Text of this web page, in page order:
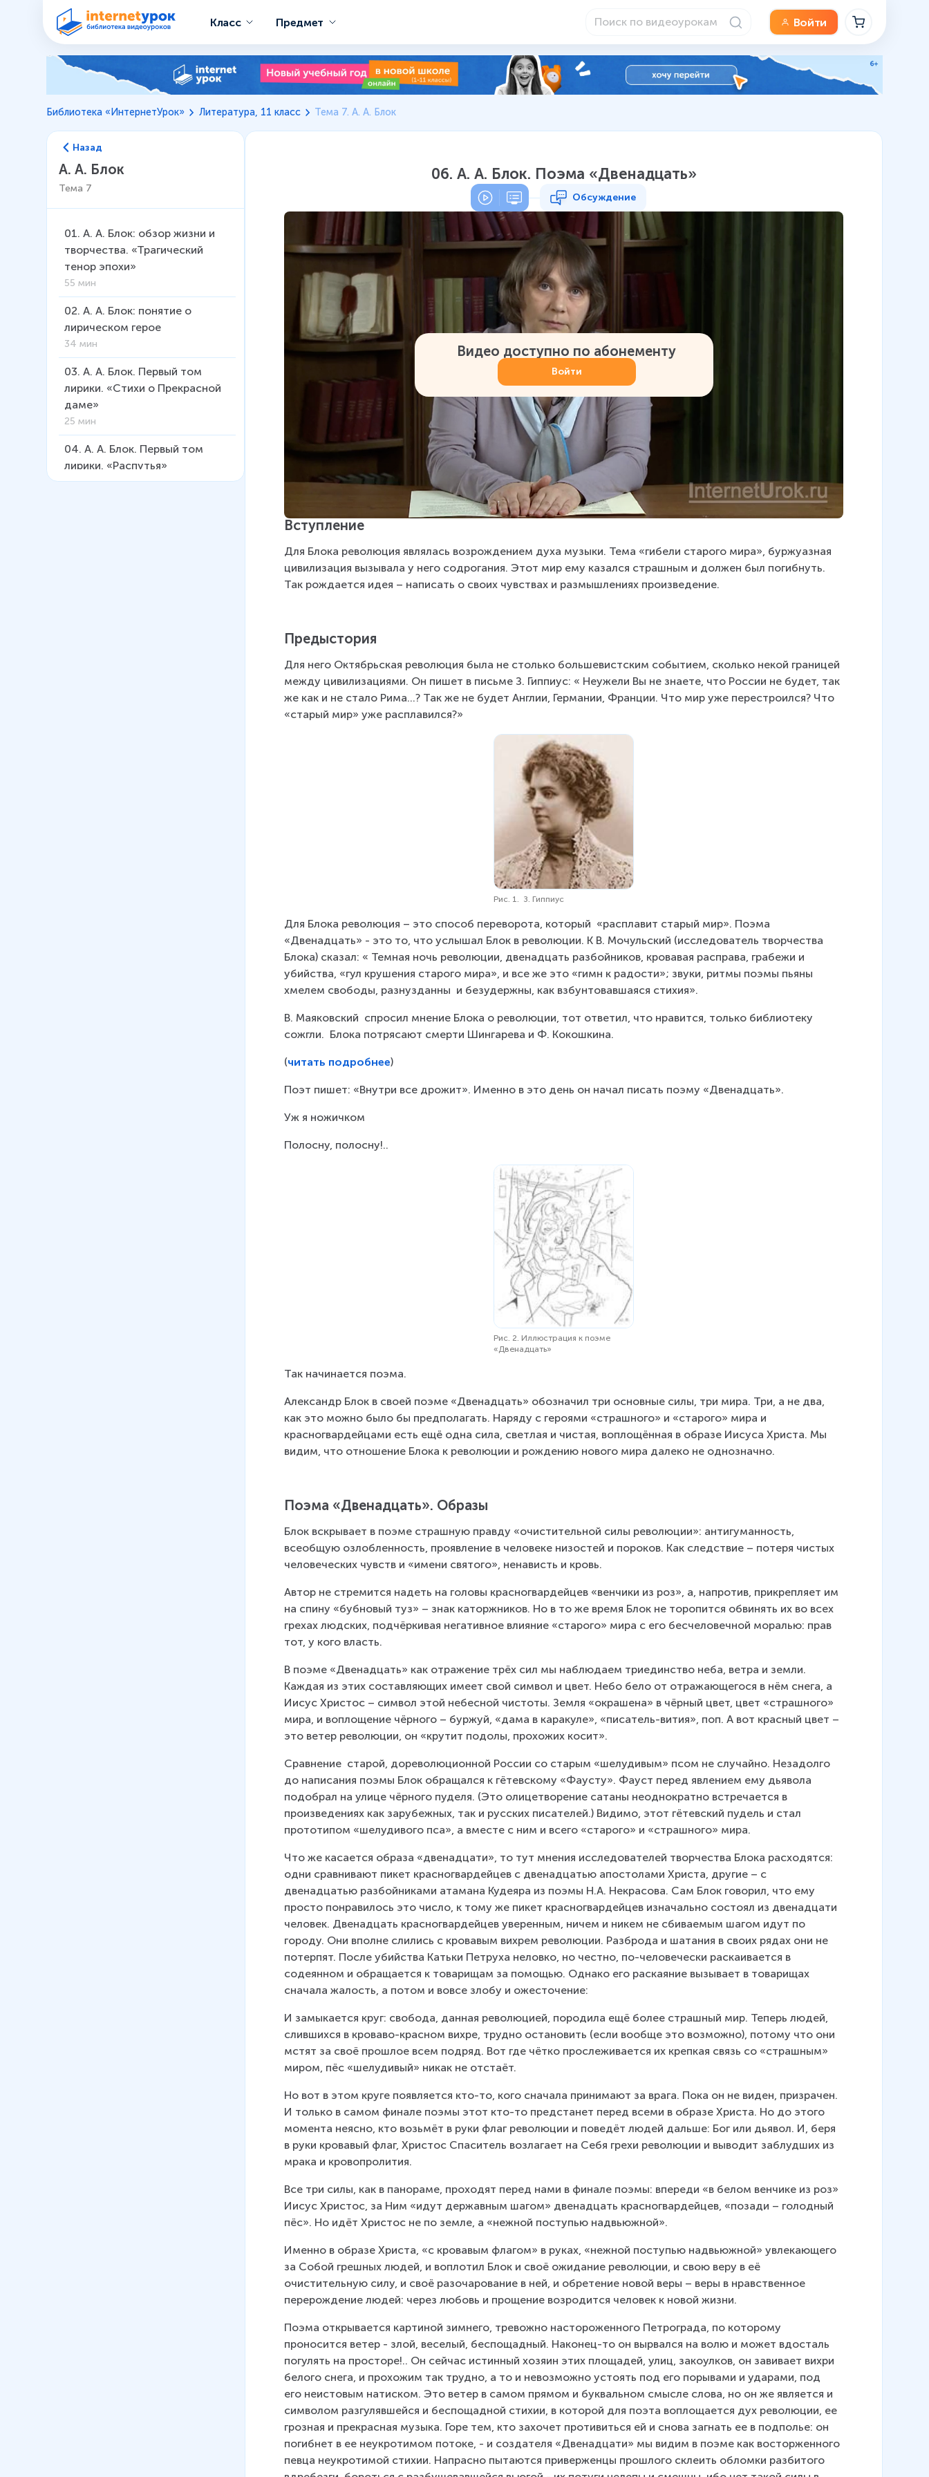
Класс Предмет Войти
Библиотека «ИнтернетУрок» Литература, 11 класс Тема 7. А. А. Блок
Назад
А. А. Блок
Тема 7
01. А. А. Блок: обзор жизни и
творчества. «Трагический
тенор эпохи»
55 мин
02. А. А. Блок: понятие о
лирическом герое
34 мин
03. А. А. Блок. Первый том
лирики. «Стихи о Прекрасной
даме»
25 мин
04. А. А. Блок. Первый том
лирики. «Распутья»
30 мин
06. А. А. Блок. Поэма «Двенадцать»
Обсуждение
Видео доступно по абонементу
Войти
Вступление
Для Блока революция являлась возрождением духа музыки. Тема «гибели старого мира», буржуазная
цивилизация вызывала у него содрогания. Этот мир ему казался страшным и должен был погибнуть.
Так рождается идея – написать о своих чувствах и размышлениях произведение.
Предыстория
Для него Октябрьская революция была не столько большевистским событием, сколько некой границей
между цивилизациями. Он пишет в письме З. Гиппиус: « Неужели Вы не знаете, что России не будет, так
же как и не стало Рима…? Так же не будет Англии, Германии, Франции. Что мир уже перестроился? Что
«старый мир» уже расплавился?»
Рис. 1. З. Гиппиус
Для Блока революция – это способ переворота, который  «расплавит старый мир». Поэма
«Двенадцать» - это то, что услышал Блок в революции. К В. Мочульский (исследователь творчества
Блока) сказал: « Темная ночь революции, двенадцать разбойников, кровавая расправа, грабежи и
убийства, «гул крушения старого мира», и все же это «гимн к радости»; звуки, ритмы поэмы пьяны
хмелем свободы, разнузданны  и безудержны, как взбунтовавшаяся стихия».
В. Маяковский  спросил мнение Блока о революции, тот ответил, что нравится, только библиотеку
сожгли.  Блока потрясают смерти Шингарева и Ф. Кокошкина.
(читать подробнее)
Поэт пишет: «Внутри все дрожит». Именно в это день он начал писать поэму «Двенадцать».
Уж я ножичком
Полосну, полосну!..
Рис. 2. Иллюстрация к поэме
«Двенадцать»
Так начинается поэма.
Александр Блок в своей поэме «Двенадцать» обозначил три основные силы, три мира. Три, а не два,
как это можно было бы предполагать. Наряду с героями «страшного» и «старого» мира и
красногвардейцами есть ещё одна сила, светлая и чистая, воплощённая в образе Иисуса Христа. Мы
видим, что отношение Блока к революции и рождению нового мира далеко не однозначно.
Поэма «Двенадцать». Образы
Блок вскрывает в поэме страшную правду «очистительной силы революции»: антигуманность,
всеобщую озлобленность, проявление в человеке низостей и пороков. Как следствие – потеря чистых
человеческих чувств и «имени святого», ненависть и кровь.
Автор не стремится надеть на головы красногвардейцев «венчики из роз», а, напротив, прикрепляет им
на спину «бубновый туз» – знак каторжников. Но в то же время Блок не торопится обвинять их во всех
грехах людских, подчёркивая негативное влияние «старого» мира с его бесчеловечной моралью: прав
тот, у кого власть.
В поэме «Двенадцать» как отражение трёх сил мы наблюдаем триединство неба, ветра и земли.
Каждая из этих составляющих имеет свой символ и цвет. Небо бело от отражающегося в нём снега, а
Иисус Христос – символ этой небесной чистоты. Земля «окрашена» в чёрный цвет, цвет «страшного»
мира, и воплощение чёрного – буржуй, «дама в каракуле», «писатель-вития», поп. А вот красный цвет –
это ветер революции, он «крутит подолы, прохожих косит».
Сравнение  старой, дореволюционной России со старым «шелудивым» псом не случайно. Незадолго
до написания поэмы Блок обращался к гётевскому «Фаусту». Фауст перед явлением ему дьявола
подобрал на улице чёрного пуделя. (Это олицетворение сатаны неоднократно встречается в
произведениях как зарубежных, так и русских писателей.) Видимо, этот гётевский пудель и стал
прототипом «шелудивого пса», а вместе с ним и всего «старого» и «страшного» мира.
Что же касается образа «двенадцати», то тут мнения исследователей творчества Блока расходятся:
одни сравнивают пикет красногвардейцев с двенадцатью апостолами Христа, другие – с
двенадцатью разбойниками атамана Кудеяра из поэмы Н.А. Некрасова. Сам Блок говорил, что ему
просто понравилось это число, к тому же пикет красногвардейцев изначально состоял из двенадцати
человек. Двенадцать красногвардейцев уверенным, ничем и никем не сбиваемым шагом идут по
городу. Они вполне слились с кровавым вихрем революции. Разброда и шатания в своих рядах они не
потерпят. После убийства Катьки Петруха неловко, но честно, по-человечески раскаивается в
содеянном и обращается к товарищам за помощью. Однако его раскаяние вызывает в товарищах
сначала жалость, а потом и вовсе злобу и ожесточение:
И замыкается круг: свобода, данная революцией, породила ещё более страшный мир. Теперь людей,
слившихся в кроваво-красном вихре, трудно остановить (если вообще это возможно), потому что они
мстят за своё прошлое всем подряд. Вот где чётко прослеживается их крепкая связь со «страшным»
миром, пёс «шелудивый» никак не отстаёт.
Но вот в этом круге появляется кто-то, кого сначала принимают за врага. Пока он не виден, призрачен.
И только в самом финале поэмы этот кто-то предстанет перед всеми в образе Христа. Но до этого
момента неясно, кто возьмёт в руки флаг революции и поведёт людей дальше: Бог или дьявол. И, беря
в руки кровавый флаг, Христос Спаситель возлагает на Себя грехи революции и выводит заблудших из
мрака и кровопролития.
Все три силы, как в панораме, проходят перед нами в финале поэмы: впереди «в белом венчике из роз»
Иисус Христос, за Ним «идут державным шагом» двенадцать красногвардейцев, «позади – голодный
пёс». Но идёт Христос не по земле, а «нежной поступью надвьюжной».
Именно в образе Христа, «с кровавым флагом» в руках, «нежной поступью надвьюжной» увлекающего
за Собой грешных людей, и воплотил Блок и своё ожидание революции, и свою веру в её
очистительную силу, и своё разочарование в ней, и обретение новой веры – веры в нравственное
перерождение людей: через любовь и прощение возродится человек к новой жизни.
Поэма открывается картиной зимнего, тревожно настороженного Петрограда, по которому
проносится ветер - злой, веселый, беспощадный. Наконец-то он вырвался на волю и может вдосталь
погулять на просторе!.. Он сейчас истинный хозяин этих площадей, улиц, закоулков, он завивает вихри
белого снега, и прохожим так трудно, а то и невозможно устоять под его порывами и ударами, под
его неистовым натиском. Это ветер в самом прямом и буквальном смысле слова, но он же является и
символом разгулявшейся и беспощадной стихии, в которой для поэта воплощается дух революции, ее
грозная и прекрасная музыка. Горе тем, кто захочет противиться ей и снова загнать ее в подполье: он
погибнет в ее неукротимом потоке, - и создателя «Двенадцати» мы видим в поэме как восторженного
певца неукротимой стихии. Напрасно пытаются приверженцы прошлого склеить обломки разбитого